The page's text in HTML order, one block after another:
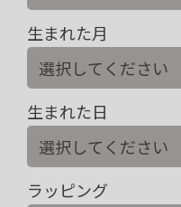
生まれた月
生まれた日
ラッピング